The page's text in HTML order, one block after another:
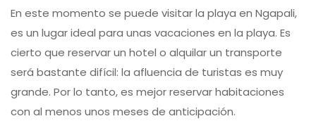
En este momento se puede visitar la playa en Ngapali,
es un lugar ideal para unas vacaciones en la playa. Es
cierto que reservar un hotel o alquilar un transporte
será bastante difícil: la afluencia de turistas es muy
grande. Por lo tanto, es mejor reservar habitaciones
con al menos unos meses de anticipación.